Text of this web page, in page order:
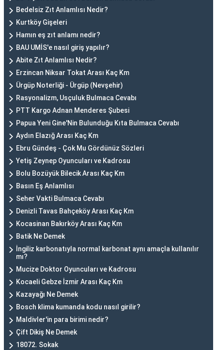
Bedelsiz Zıt Anlamlısı Nedir?
Kurtköy Gişeleri
Hamın eş zıt anlamı nedir?
BAU UMİS'e nasıl giriş yapılır?
Abite Zıt Anlamlısı Nedir?
Erzincan Niksar Tokat Arası Kaç Km
Ürgüp Noterliği - Ürgüp (Nevşehir)
Rasyonalizm, Usçuluk Bulmaca Cevabı
PTT Kargo Adnan Menderes Şubesi
Papua Yeni Gine'Nin Bulunduğu Kıta Bulmaca Cevabı
Aydın Elazığ Arası Kaç Km
Ebru Gündeş - Çok Mu Gördünüz Sözleri
Yetiş Zeynep Oyuncuları ve Kadrosu
Bolu Bozüyük Bilecik Arası Kaç Km
Basın Eş Anlamlısı
Seher Vakti Bulmaca Cevabı
Denizli Tavas Bahçeköy Arası Kaç Km
Kocasinan Bakırköy Arası Kaç Km
Batik Ne Demek
İngiliz karbonatıyla normal karbonat aynı amaçla kullanılır
mı?
Mucize Doktor Oyuncuları ve Kadrosu
Kocaeli Gebze İzmir Arası Kaç Km
Kazayağı Ne Demek
Bosch klima kumanda kodu nasıl girilir?
Maldivler'in para birimi nedir?
Çift Dikiş Ne Demek
18072. Sokak